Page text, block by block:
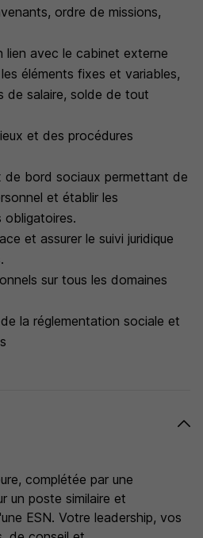
ordre de missions,
lien avec le cabinet externe
éléments fixes et variables,
de salaire, solde de tout
et des procédures
de bord sociaux permettant de
et établir les
obligatoires.
et assurer le suivi juridique
sur tous les domaines
la réglementation sociale et
complétée par une
un poste similaire et
ESN. Votre leadership, vos